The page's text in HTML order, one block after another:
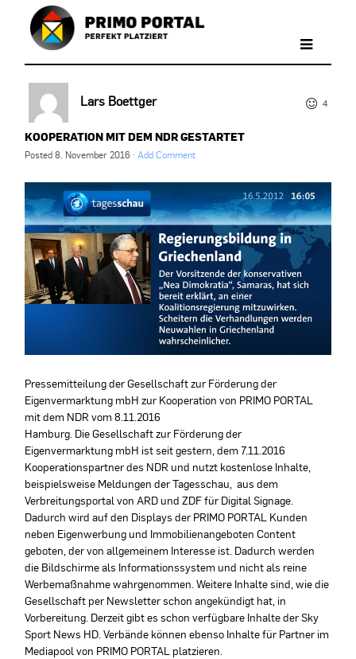
Lars Boettger 4
KOOPERATION MIT DEM NDR GESTARTET
Posted8. November 2016 ·Add Comment
Pressemitteilung der Gesellschaft zur Förderung der
Eigenvermarktung mbH zur Kooperation von PRIMO PORTAL
mit dem NDR vom 8.11.2016
Hamburg. Die Gesellschaft zur Förderung der
Eigenvermarktung mbH ist seit gestern, dem 7.11.2016
Kooperationspartner des NDR und nutzt kostenlose Inhalte,
beispielsweise Meldungen der Tagesschau, aus dem
Verbreitungsportal von ARD und ZDF für Digital Signage.
Dadurch wird auf den Displays der PRIMO PORTAL Kunden
neben Eigenwerbung und Immobilienangeboten Content
geboten, der von allgemeinem Interesse ist. Dadurch werden
die Bildschirme als Informationssystem und nicht als reine
Werbemaßnahme wahrgenommen. Weitere Inhalte sind, wie die
Gesellschaft per Newsletter schon angekündigt hat, in
Vorbereitung. Derzeit gibt es schon verfügbare Inhalte der Sky
Sport News HD. Verbände können ebenso Inhalte für Partner im
Mediapool von PRIMO PORTAL platzieren.